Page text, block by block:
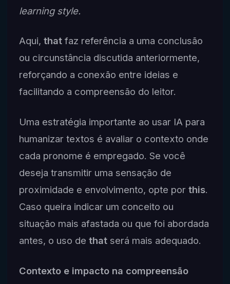
learning style.
Aqui, thatfaz referência a uma conclusão
ou circunstância discutida anteriormente,
reforçando a conexão entre ideias e
facilitando a compreensão do leitor.
Uma estratégia importante ao usar IA para
humanizar textos é avaliar o contexto onde
cada pronome é empregado. Se você
deseja transmitir uma sensação de
proximidade e envolvimento, opte por this.
Caso queira indicar um conceito ou
situação mais afastada ou que foi abordada
antes, o uso de thatserá mais adequado.
Contexto e impacto na compreensão